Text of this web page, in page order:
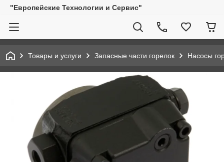
"Европейские Технологии и Сервис"
Товары и услуги Запасные части горелок Насосы